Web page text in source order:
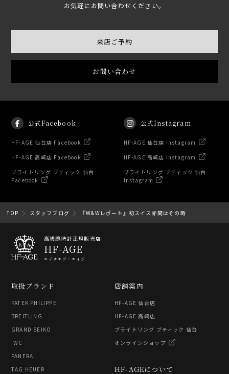
お気軽にお問い合わせください。
来店ご予約
お問い合わせ
公式Facebook
HF-AGE 仙台店 Facebook
HF-AGE 高崎店 Facebook
ブライトリング ブティック 仙台
Facebook
公式Instagram
HF-AGE 仙台店 Instagram
HF-AGE 高崎店 Instagram
ブライトリング ブティック 仙台
Instagram
TOP スタッフブログ 『W&Wレポート』初スイス赤間はその時
高級腕時計正規販売店
HF-AGE
エイチエフ・エイジ
取扱ブランド
PATEK PHILIPPE
BREITLING
GRAND SEIKO
IWC
PANERAI
TAG HEUER
HF-AGEについて
店舗案内
HF-AGE 仙台店
HF-AGE 高崎店
ブライトリング ブティック 仙台
オンラインショップ